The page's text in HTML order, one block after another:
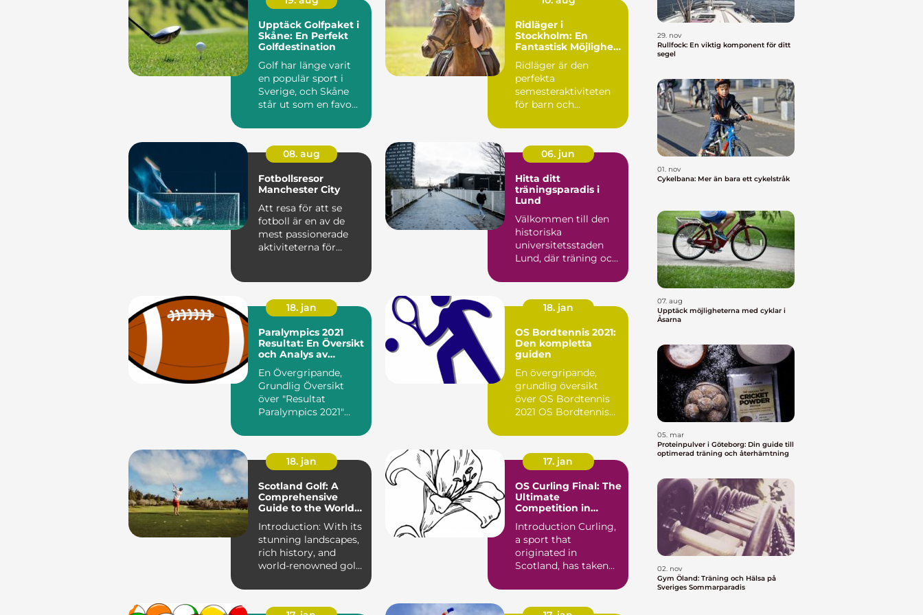
Upptäck Golfpaket i
Skåne: En Perfekt
Golfdestination
Golf har länge varit
en populär sport i
Sverige, och Skåne
står ut som en favo...
Ridläger i
Stockholm: En
Fantastisk Möjlighet
Ridläger är den
perfekta
semesteraktiviteten
för barn och
drömmer o...
08. aug
Fotbollsresor
Manchester City
Att resa för att se
fotboll är en av de
mest passionerade
aktiviteterna för
06. jun
Hitta ditt
träningsparadis i
Lund
Välkommen till den
historiska
universitetsstaden
Lund, där träning och
18. jan
Paralympics 2021
Resultat: En Översikt
och Analys av
Prestationerna
En Övergripande,
Grundlig Översikt
över "Resultat
Paralympics 2021"
av världen...
18. jan
OS Bordtennis 2021:
Den kompletta
guiden
En övergripande,
grundlig översikt
över OS Bordtennis
2021 OS Bordtennis
pres...
18. jan
Scotland Golf: A
Comprehensive
Guide to the Worlds
Introduction: With its
stunning landscapes,
rich history, and
world-renowned golf
17. jan
OS Curling Final: The
Ultimate
Competition in
Introduction Curling,
a sport that
originated in
Scotland, has taken
with its str...
29. nov
Rullfock: En viktig komponent för ditt
segel
01. nov
Cykelbana: Mer än bara ett cykelstråk
07. aug
Upptäck möjligheterna med cyklar i
Åsarna
05. mar
Proteinpulver i Göteborg: Din guide till
optimerad träning och återhämtning
02. nov
Gym Öland: Träning och Hälsa på
Sveriges Sommarparadis